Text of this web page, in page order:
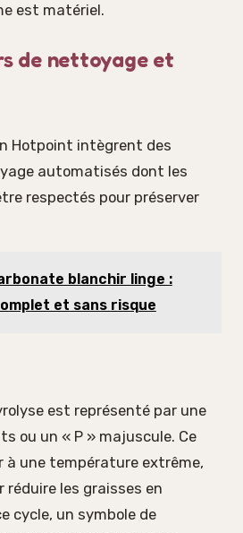
est matériel.
de nettoyage et
Hotpoint intègrent des
automatisés dont les
respectés pour préserver
blanchir linge :
et sans risque
est représenté par une
ou un « P » majuscule. Ce
à une température extrême,
réduire les graisses en
cycle, un symbole de